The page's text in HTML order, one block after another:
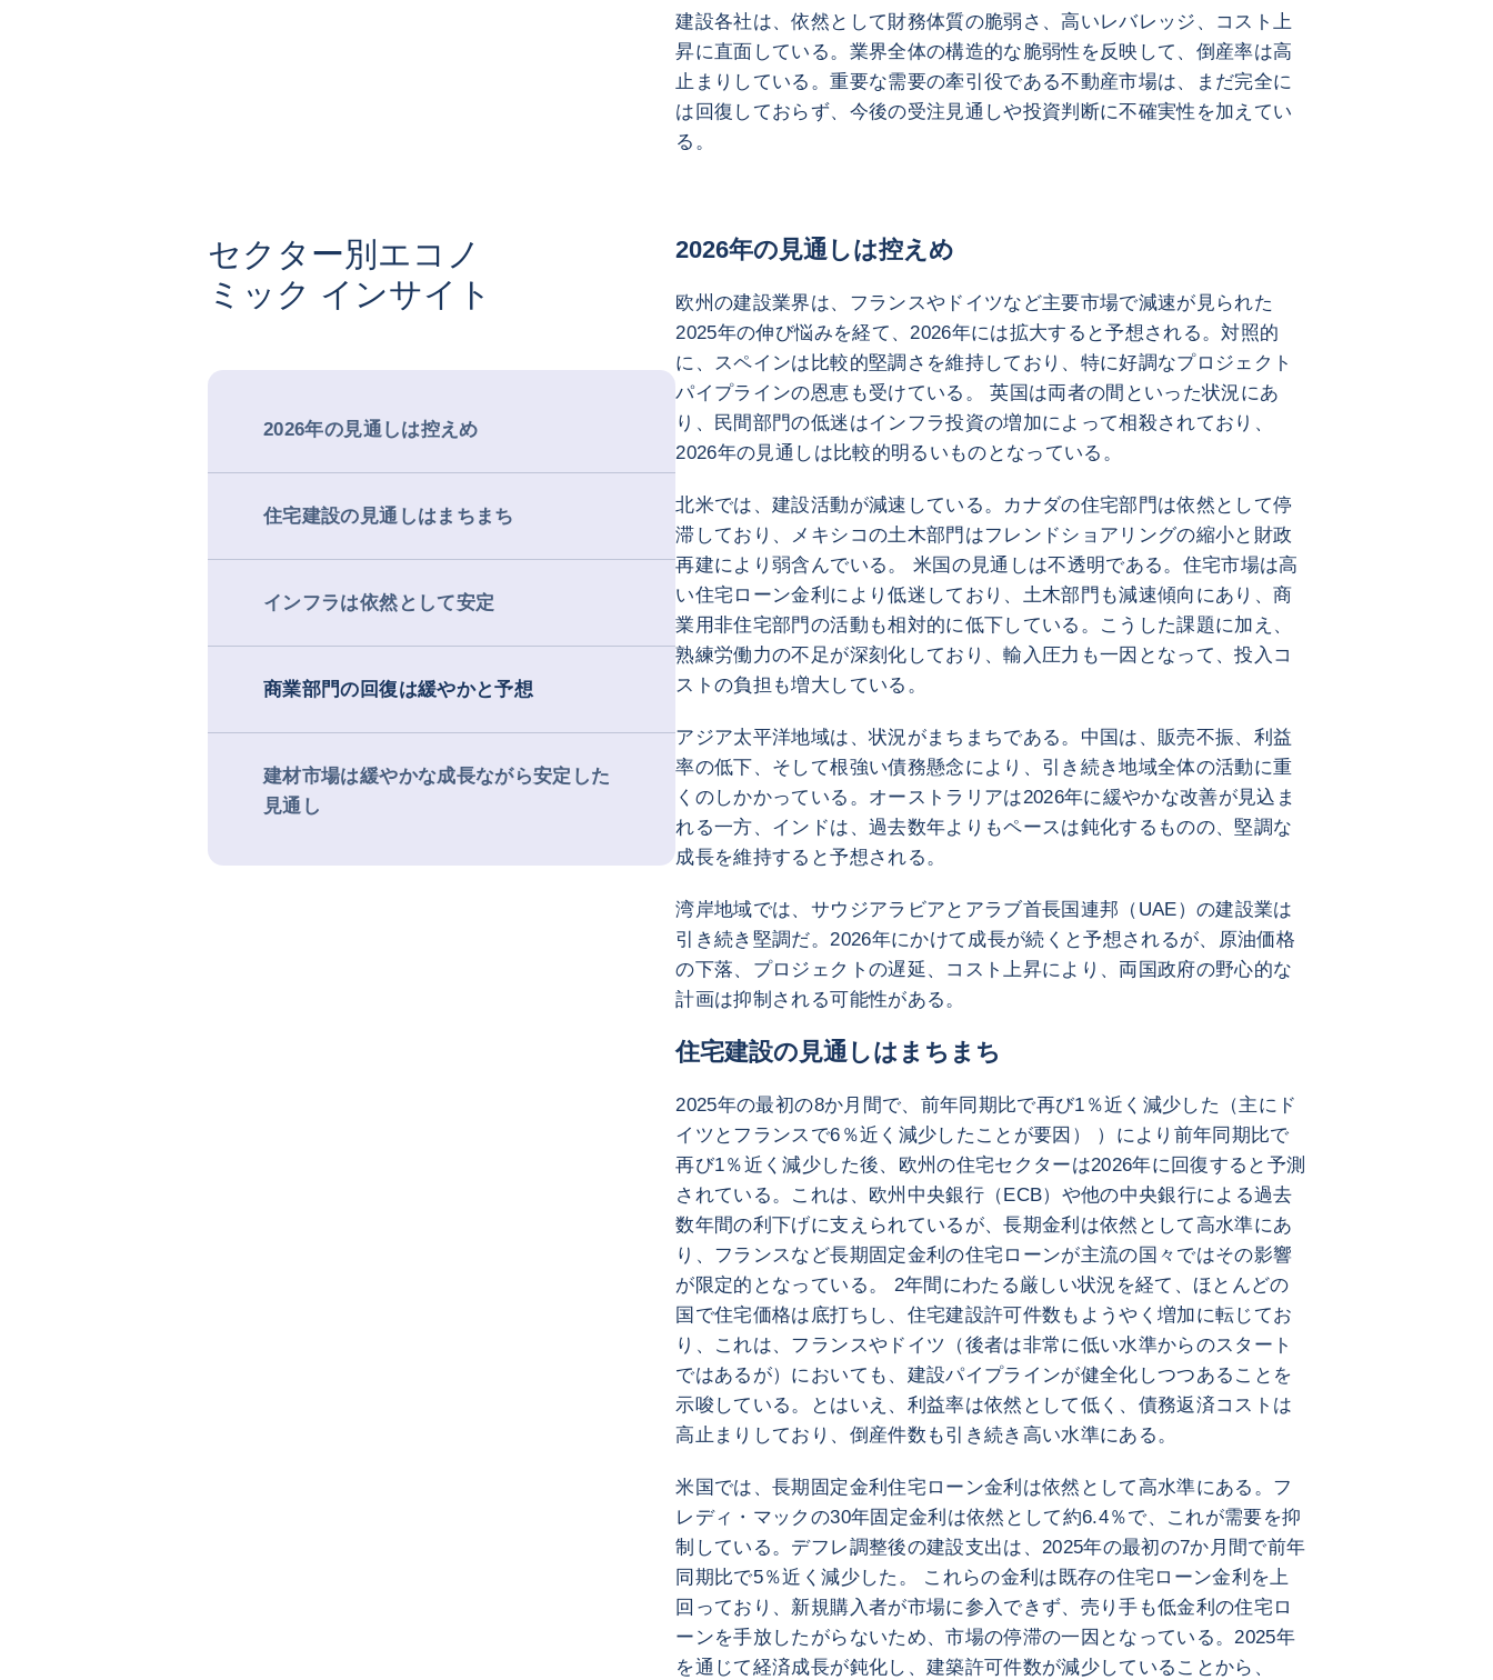
建設各社は、依然として財務体質の脆弱さ、高いレバレッジ、コスト上
昇に直面している。業界全体の構造的な脆弱性を反映して、倒産率は高
止まりしている。重要な需要の牽引役である不動産市場は、まだ完全に
は回復しておらず、今後の受注見通しや投資判断に不確実性を加えてい
る。
セクター別エコノ
ミック インサイト
2026年の見通しは控えめ
住宅建設の見通しはまちまち
インフラは依然として安定
商業部門の回復は緩やかと予想
建材市場は緩やかな成長ながら安定した
見通し
2026年の見通しは控えめ
欧州の建設業界は、フランスやドイツなど主要市場で減速が見られた
2025年の伸び悩みを経て、2026年には拡大すると予想される。対照的
に、スペインは比較的堅調さを維持しており、特に好調なプロジェクト
パイプラインの恩恵も受けている。 英国は両者の間といった状況にあ
り、民間部門の低迷はインフラ投資の増加によって相殺されており、
2026年の見通しは比較的明るいものとなっている。
北米では、建設活動が減速している。カナダの住宅部門は依然として停
滞しており、メキシコの土木部門はフレンドショアリングの縮小と財政
再建により弱含んでいる。 米国の見通しは不透明である。住宅市場は高
い住宅ローン金利により低迷しており、土木部門も減速傾向にあり、商
業用非住宅部門の活動も相対的に低下している。こうした課題に加え、
熟練労働力の不足が深刻化しており、輸入圧力も一因となって、投入コ
ストの負担も増大している。
アジア太平洋地域は、状況がまちまちである。中国は、販売不振、利益
率の低下、そして根強い債務懸念により、引き続き地域全体の活動に重
くのしかかっている。オーストラリアは2026年に緩やかな改善が見込ま
れる一方、インドは、過去数年よりもペースは鈍化するものの、堅調な
成長を維持すると予想される。
湾岸地域では、サウジアラビアとアラブ首長国連邦（UAE）の建設業は
引き続き堅調だ。2026年にかけて成長が続くと予想されるが、原油価格
の下落、プロジェクトの遅延、コスト上昇により、両国政府の野心的な
計画は抑制される可能性がある。
住宅建設の見通しはまちまち
2025年の最初の8か月間で、前年同期比で再び1％近く減少した（主にド
イツとフランスで6％近く減少したことが要因） ）により前年同期比で
再び1％近く減少した後、欧州の住宅セクターは2026年に回復すると予測
されている。これは、欧州中央銀行（ECB）や他の中央銀行による過去
数年間の利下げに支えられているが、長期金利は依然として高水準にあ
り、フランスなど長期固定金利の住宅ローンが主流の国々ではその影響
が限定的となっている。 2年間にわたる厳しい状況を経て、ほとんどの
国で住宅価格は底打ちし、住宅建設許可件数もようやく増加に転じてお
り、これは、フランスやドイツ（後者は非常に低い水準からのスタート
ではあるが）においても、建設パイプラインが健全化しつつあることを
示唆している。とはいえ、利益率は依然として低く、債務返済コストは
高止まりしており、倒産件数も引き続き高い水準にある。
米国では、長期固定金利住宅ローン金利は依然として高水準にある。フ
レディ・マックの30年固定金利は依然として約6.4％で、これが需要を抑
制している。デフレ調整後の建設支出は、2025年の最初の7か月間で前年
同期比で5％近く減少した。 これらの金利は既存の住宅ローン金利を上
回っており、新規購入者が市場に参入できず、売り手も低金利の住宅ロ
ーンを手放したがらないため、市場の停滞の一因となっている。2025年
を通じて経済成長が鈍化し、建築許可件数が減少していることから、